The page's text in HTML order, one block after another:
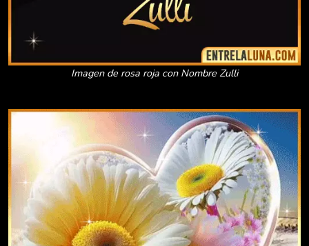
Imagen de rosa roja con Nombre Zulli